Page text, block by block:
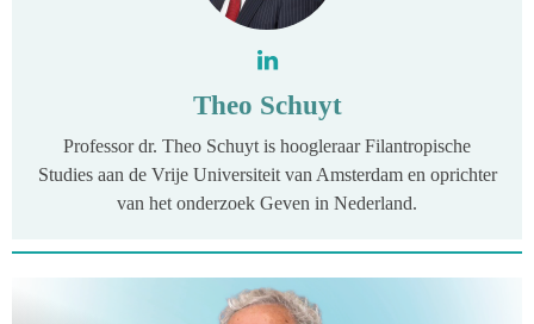
Theo Schuyt
Professor dr. Theo Schuyt is hoogleraar Filantropische
Studies aan de Vrije Universiteit van Amsterdam en oprichter
van het onderzoek Geven in Nederland.